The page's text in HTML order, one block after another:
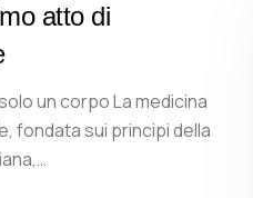
atto di
un corpo La medicina
fondata sui principi della